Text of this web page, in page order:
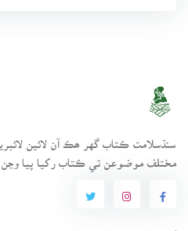
مختلف موضوعن تي ڪتاب رکيا پيا وڃن.